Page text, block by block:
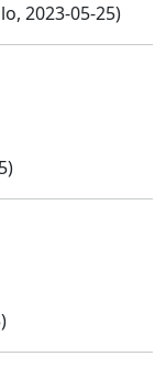
2023-05-25)